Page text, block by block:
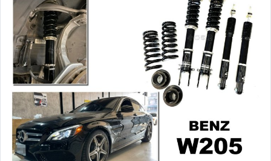
客製=光圈魚眼導光條日行燈系列
超薄型HID氙氣燈泡.大燈燈泡
通用型DRL日行燈.R8日行燈
原廠型=角燈.晶鑽.黑框.黃角燈
前保桿小燈.晶鑽.黑框小燈
LED側燈.晶鑽.燻黑.黃側燈
原廠型尾燈.紅白晶鑽尾燈